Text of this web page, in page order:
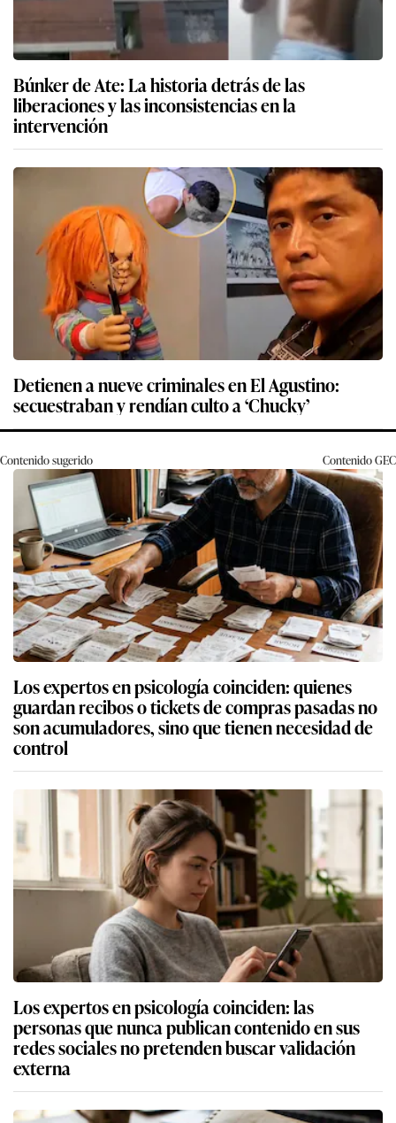
Búnker de Ate: La historia detrás de las
liberaciones y las inconsistencias en la
intervención
Detienen a nueve criminales en El Agustino:
secuestraban y rendían culto a ‘Chucky’
Contenido sugerido ContenidoGEC
Los expertos en psicología coinciden: quienes
guardan recibos o tickets de compras pasadas no
son acumuladores, sino que tienen necesidad de
control
Los expertos en psicología coinciden: las
personas que nunca publican contenido en sus
redes sociales no pretenden buscar validación
externa